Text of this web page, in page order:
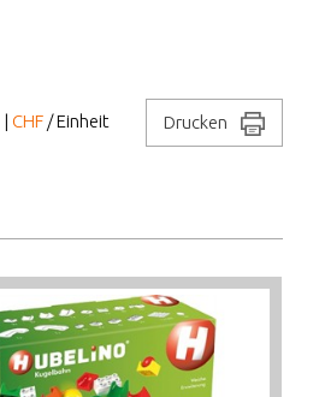
Drucken
| CHF / Einheit